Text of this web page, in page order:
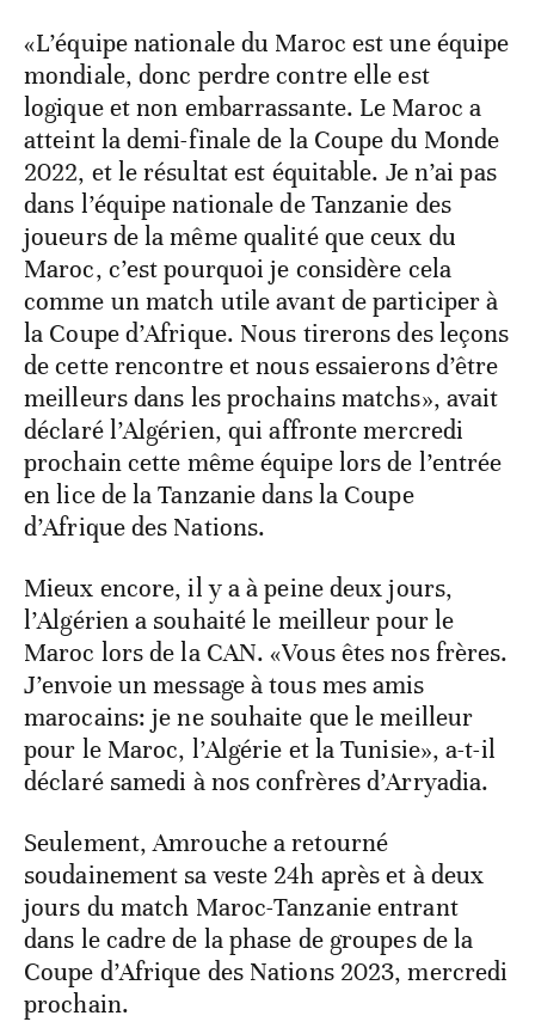
«L’équipe nationale du Maroc est une équipe
mondiale, donc perdre contre elle est
logique et non embarrassante. Le Maroc a
atteint la demi-finale de la Coupe du Monde
2022, et le résultat est équitable. Je n’ai pas
dans l’équipe nationale de Tanzanie des
joueurs de la même qualité que ceux du
Maroc, c’est pourquoi je considère cela
comme un match utile avant de participer à
la Coupe d’Afrique. Nous tirerons des leçons
de cette rencontre et nous essaierons d’être
meilleurs dans les prochains matchs», avait
déclaré l’Algérien, qui affronte mercredi
prochain cette même équipe lors de l’entrée
en lice de la Tanzanie dans la Coupe
d’Afrique des Nations.
Mieux encore, il y a à peine deux jours,
l’Algérien a souhaité le meilleur pour le
Maroc lors de la CAN. «Vous êtes nos frères.
J’envoie un message à tous mes amis
marocains: je ne souhaite que le meilleur
pour le Maroc, l’Algérie et la Tunisie», a-t-il
déclaré samedi à nos confrères d’Arryadia.
Seulement, Amrouche a retourné
soudainement sa veste 24h après et à deux
jours du match Maroc-Tanzanie entrant
dans le cadre de la phase de groupes de la
Coupe d’Afrique des Nations 2023, mercredi
prochain.